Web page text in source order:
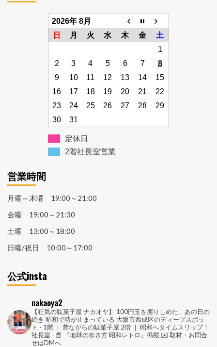
2026年 8月
日
月 火 水 木 金
土
1
2
3 4 5 6 7
8
9
10 11 12 13 14
15
16
17 18 19 20 21
22
23
24 25 26 27 28
29
30
31
定休日
2階社長室営業
営業時間
月曜～木曜 19:00～21:00
金曜 19:00～21:30
土曜 13:00～18:00
日曜/祝日 10:00～17:00
公式insta
nakaoya2
【狂気の駄菓子屋 ナカオヤ】
100円玉を握りしめた、あの日の
続き 昭和で時が止まっている 大阪市西成区のディープスポッ
ト - 1階 ｜ 昔ながらの駄菓子屋 2階 ｜ 昭和へタイムスリップ！
社長室 - 📕 『地球の歩き方 昭和レトロ』掲載 ✉️ 取材・お問合
せはDMへ